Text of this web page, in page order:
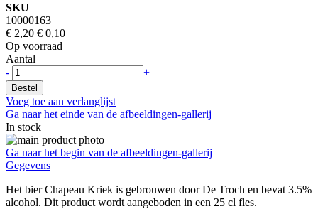
SKU
10000163
€ 2,20 € 0,10
Op voorraad
Aantal
-
+
Bestel
Voeg toe aan verlanglijst
Ga naar het einde van de afbeeldingen-gallerij
In stock
Ga naar het begin van de afbeeldingen-gallerij
Gegevens
Het bier Chapeau Kriek is gebrouwen door De Troch en bevat 3.5%
alcohol. Dit product wordt aangeboden in een 25 cl fles.